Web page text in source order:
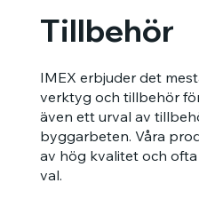
Tillbehör
IMEX erbjuder det
verktyg och tillbehör
även ett urval av
byggarbeten. Våra
av hög kvalitet och
val.